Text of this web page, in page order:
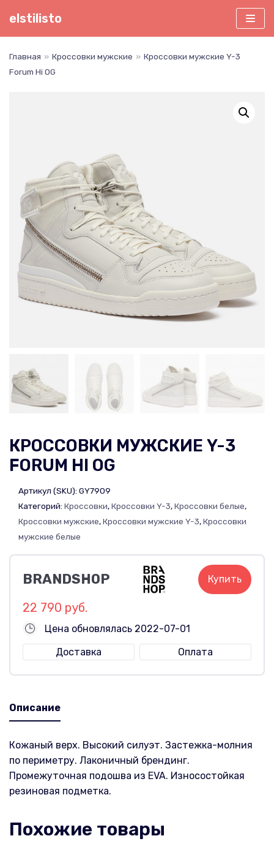
Перейти
elstilisto
Главная » Кроссовки мужские » Кроссовки мужские Y-3
Forum Hi OG
КРОССОВКИ МУЖСКИЕ Y-3
FORUM HI OG
Артикул (SKU): GY7909
Категорий: Кроссовки,Кроссовки Y-3,Кроссовки белые,
Кроссовки мужские,Кроссовки мужские Y-3,Кроссовки
мужские белые
BRANDSHOP Купить
22 790 руб.
Цена обновлялась 2022-07-01
Доставка
Оплата
Описание
Кожаный верх. Высокий силуэт. Застежка-молния
по периметру. Лаконичный брендинг.
Промежуточная подошва из EVA. Износостойкая
резиновая подметка.
Похожие товары